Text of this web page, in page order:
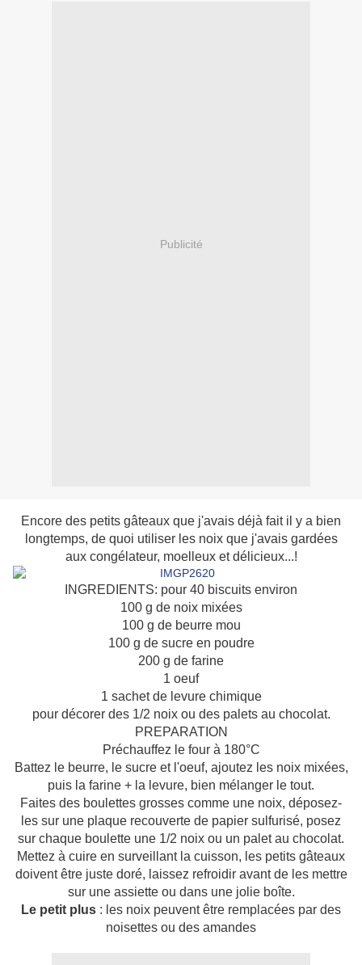
Publicité
Encore des petits gâteaux que j'avais déjà fait il y a bien
longtemps, de quoi utiliser les noix que j'avais gardées
aux congélateur, moelleux et délicieux...!
INGREDIENTS: pour 40 biscuits environ
100 g de noix mixées
100 g de beurre mou
100 g de sucre en poudre
200 g de farine
1 oeuf
1 sachet de levure chimique
pour décorer des 1/2 noix ou des palets au chocolat.
PREPARATION
Préchauffez le four à 180°C
Battez le beurre, le sucre et l'oeuf, ajoutez les noix mixées,
puis la farine + la levure, bien mélanger le tout.
Faites des boulettes grosses comme une noix, déposez-
les sur une plaque recouverte de papier sulfurisé, posez
sur chaque boulette une 1/2 noix ou un palet au chocolat.
Mettez à cuire en surveillant la cuisson, les petits gâteaux
doivent être juste doré, laissez refroidir avant de les mettre
sur une assiette ou dans une jolie boîte.
Le petit plus : les noix peuvent être remplacées par des
noisettes ou des amandes